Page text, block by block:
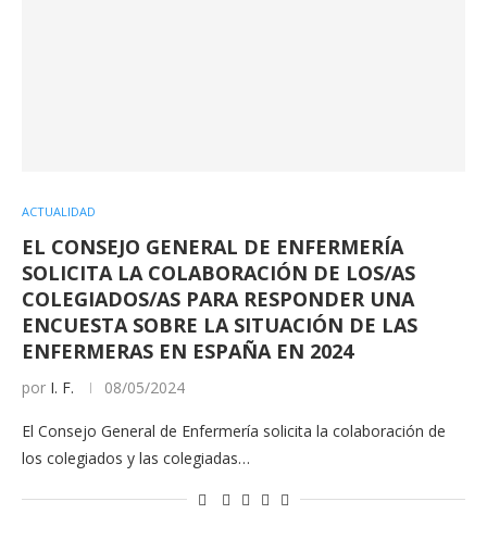
ACTUALIDAD
EL CONSEJO GENERAL DE ENFERMERÍA
SOLICITA LA COLABORACIÓN DE LOS/AS
COLEGIADOS/AS PARA RESPONDER UNA
ENCUESTA SOBRE LA SITUACIÓN DE LAS
ENFERMERAS EN ESPAÑA EN 2024
por I. F. 08/05/2024
El Consejo General de Enfermería solicita la colaboración de
los colegiados y las colegiadas…